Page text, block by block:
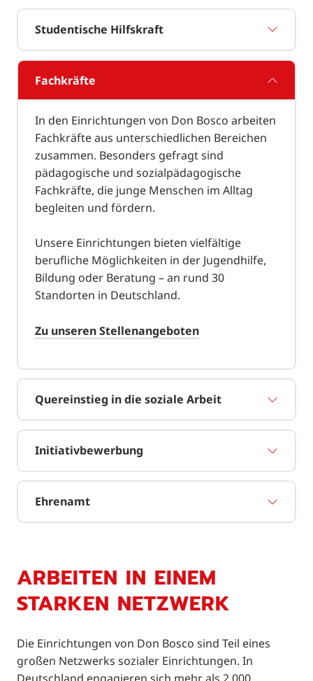
Studentische Hilfskraft
Fachkräfte
In den Einrichtungen von Don Bosco arbeiten
Fachkräfte aus unterschiedlichen Bereichen
zusammen. Besonders gefragt sind
pädagogische und sozialpädagogische
Fachkräfte, die junge Menschen im Alltag
begleiten und fördern.
Unsere Einrichtungen bieten vielfältige
berufliche Möglichkeiten in der Jugendhilfe,
Bildung oder Beratung – an rund 30
Standorten in Deutschland.
Zu unseren Stellenangeboten
Quereinstieg in die soziale Arbeit
Initiativbewerbung
Ehrenamt
ARBEITEN IN EINEM
STARKEN NETZWERK
Die Einrichtungen von Don Bosco sind Teil eines
großen Netzwerks sozialer Einrichtungen. In